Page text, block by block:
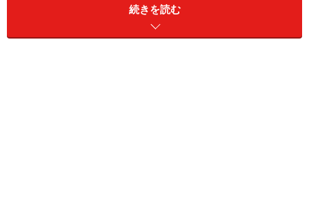
の神経細胞がゆっくりと死んでいく「変性疾患」と呼ば
れる病気です。この代表的なものがアルツハイマー病
続きを読む